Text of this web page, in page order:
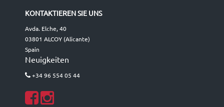
KONTAKTIEREN SIE UNS
Avda. Elche, 40
03801 ALCOY (Alicante)
Spain
Neuigkeiten
+34 96 554 05 44